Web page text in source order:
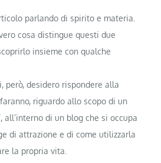
parlando di spirito e materia.
cosa distingue questi due
insieme con qualche
però, desidero rispondere alla
riguardo allo scopo di un
all’interno di un blog che si occupa
di attrazione e di come utilizzarla
la propria vita.